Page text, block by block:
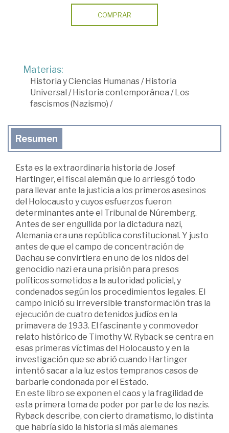
COMPRAR
Materias:
Historia y Ciencias Humanas/ Historia
Universal / Historia contemporánea / Los
fascismos (Nazismo) /
Resumen
Esta es la extraordinaria historia de Josef
Hartinger, el fiscal alemán que lo arriesgó todo
para llevar ante la justicia a los primeros asesinos
del Holocausto y cuyos esfuerzos fueron
determinantes ante el Tribunal de Núremberg.
Antes de ser engullida por la dictadura nazi,
Alemania era una república constitucional. Y justo
antes de que el campo de concentración de
Dachau se convirtiera en uno de los nidos del
genocidio nazi era una prisión para presos
políticos sometidos a la autoridad policial, y
condenados según los procedimientos legales. El
campo inició su irreversible transformación tras la
ejecución de cuatro detenidos judíos en la
primavera de 1933. El fascinante y conmovedor
relato histórico de Timothy W. Ryback se centra en
esas primeras víctimas del Holocausto y en la
investigación que se abrió cuando Hartinger
intentó sacar a la luz estos tempranos casos de
barbarie condonada por el Estado.
En este libro se exponen el caos y la fragilidad de
esta primera toma de poder por parte de los nazis.
Ryback describe, con cierto dramatismo, lo distinta
que habría sido la historia si más alemanes